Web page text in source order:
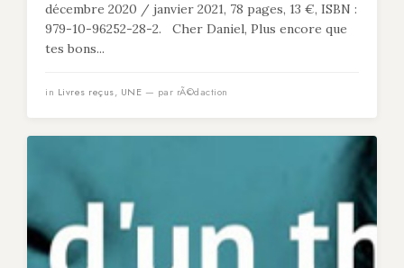
décembre 2020 / janvier 2021, 78 pages, 13 €, ISBN :
979-10-96252-28-2. Cher Daniel, Plus encore que
tes bons...
in Livres reçus, UNE — par rÃ©daction